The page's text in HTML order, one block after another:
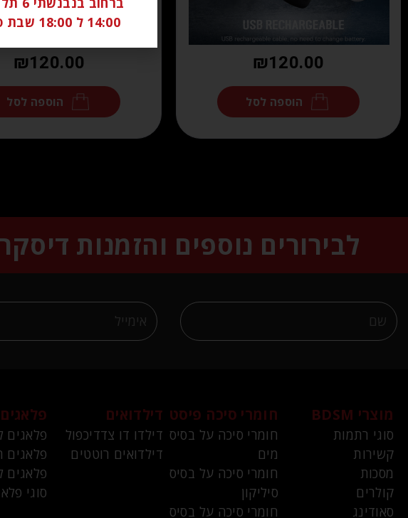
₪120.00
הוספה לסל
₪120.00
הוספה לסל
לבירורים נוספים והזמנות
מוצרי BDSM
סוגי רתמות
קשירות
מסכות
קולרים
סאודינג
חומרי סיכה פיסט
חומרי סיכה על בסיס
מים
חומרי סיכה על בסיס
סיליקון
חומרי סיכה על בסיס
דילדואים
דילדו דו צדדיכפול
דילדואים רוטטים
פלאגים
פלאגים
פלאגים
סוגי
14:00 ל 18:00 שבת סגור יש לתאם מראש בוואטצאפ 058-6306262